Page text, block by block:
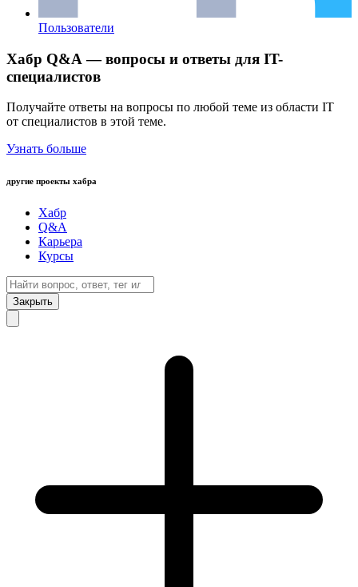
Пользователи
Хабр Q&A — вопросы и ответы для IT-
специалистов
Получайте ответы на вопросы по любой теме из области IT
от специалистов в этой теме.
Узнать больше
другие проекты хабра
Хабр
Q&A
Карьера
Курсы
Закрыть